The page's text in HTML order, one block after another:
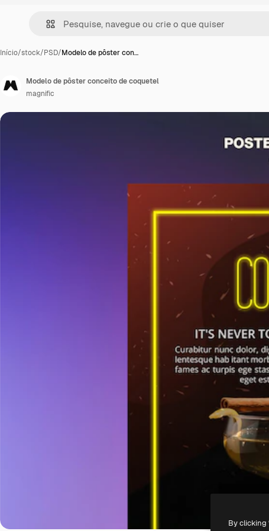
Início/stock/PSD/Modelo de pôster con…
Modelo de pôster conceito de coquetel
magnific
By clicking